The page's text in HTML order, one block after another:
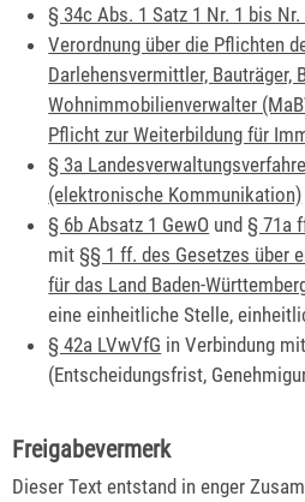
§ 34c Abs. 1 Satz 1 Nr. 1 bis
Verordnung über die Pflichten
Darlehensvermittler, Bauträger,
Wohnimmobilienverwalter
Pflicht zur Weiterbildung für
§ 3a
(elektronische Kommunikation)
§ 6b Absatz 1 GewO und§ 71a
mit§§ 1 ff. des Gesetzes über
für das Land Baden-
eine einheitliche Stelle,
§ 42a LVwVfG in Verbindung
(Entscheidungsfrist,
Freigabevermerk
Dieser Text entstand in enger